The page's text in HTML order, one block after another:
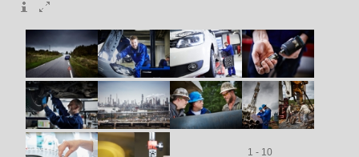
1 - 10